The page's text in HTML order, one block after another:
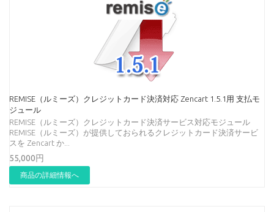
REMISE（ルミーズ）クレジットカード決済対応 Zencart 1.5.1用 支払モ
ジュール
REMISE（ルミーズ）クレジットカード決済サービス対応モジュール
REMISE（ルミーズ）が提供しておられるクレジットカード決済サービ
スを Zencart か...
55,000円
商品の詳細情報へ